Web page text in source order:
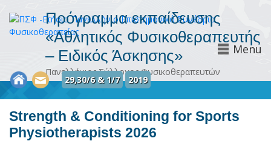
Πρόγραμμα εκπαίδευσης
«Αθλητικός Φυσικοθεραπευτής
– Ειδικός Άσκησης»
Πανελλήνιος Σύλλογος Φυσικοθεραπευτών
29,30/6 & 1/7 2019
Menu
Strength & Conditioning for Sports
Physiotherapists 2026